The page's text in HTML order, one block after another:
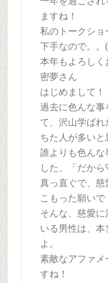
ますね！
私のトークショ
下手なので。。
本年もよろしく
密夢さん
はじめまして！
過去に色んな
て、沢山学ば
ちた人が多いと
誰よりも色んな
した、「だから
真っ直ぐで、
こもった願いで
そんな、慈愛
いる男性は、
よ。
素敵なアファ
すね！